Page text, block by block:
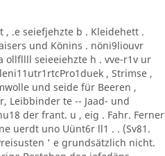
, .e seiefjehzte b . Kleidehett .
und Könins . nöni9liouvr
ollfllll seieeiehzte h . vve-r1v ur
, Strimse ,
und seide für Beeren ,
Leibbinder te -- Jaad- und
der frant. u , eig . Fahr. Ferner
uerdt uno Uünt6r ll1 . . (Sv81.
' e grundsätzlich nicht.